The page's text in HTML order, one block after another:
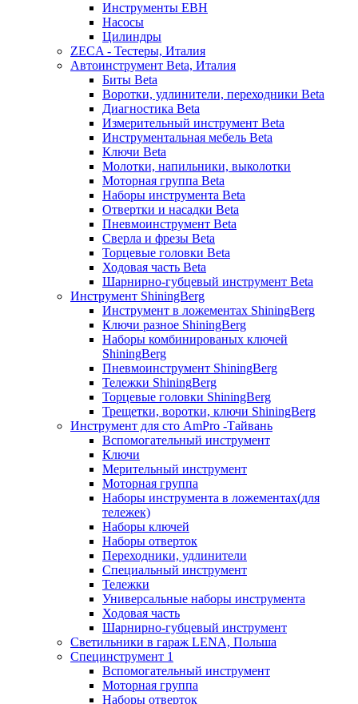
Инструменты EBH
Насосы
Цилиндры
ZECA - Тестеры, Италия
Автоинструмент Beta, Италия
Биты Beta
Воротки, удлинители, переходники Beta
Диагностика Beta
Измерительный инструмент Beta
Инструментальная мебель Beta
Ключи Beta
Молотки, напильники, выколотки
Моторная группа Beta
Наборы инструмента Beta
Отвертки и насадки Beta
Пневмоинструмент Beta
Сверла и фрезы Beta
Торцевые головки Beta
Ходовая часть Beta
Шарнирно-губцевый инструмент Beta
Инструмент ShiningBerg
Инструмент в ложементах ShiningBerg
Ключи разное ShiningBerg
Наборы комбинированых ключей
ShiningBerg
Пневмоинструмент ShiningBerg
Тележки ShiningBerg
Торцевые головки ShiningBerg
Трещетки, воротки, ключи ShiningBerg
Инструмент для сто AmPro -Тайвань
Вспомогательный инструмент
Ключи
Мерительный инструмент
Моторная группа
Наборы инструмента в ложементах(для
тележек)
Наборы ключей
Наборы отверток
Переходники, удлинители
Специальный инструмент
Тележки
Универсальные наборы инструмента
Ходовая часть
Шарнирно-губцевый инструмент
Светильники в гараж LENA, Польша
Специнструмент 1
Вспомогательный инструмент
Моторная группа
Наборы отверток